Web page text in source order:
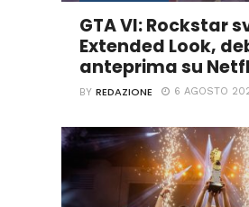
GTA VI: Rockstar
Extended Look,
anteprima su
BYREDAZIONE 6 AGOSTO